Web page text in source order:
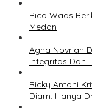
Rico Waas
Medan
Agha Novrian
Integritas Dan
Ricky Antoni
Diam: Hanya